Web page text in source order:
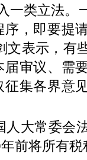
一类立法。
，即要提
文表示，有
审议、需
集各界意
人大常委会
前将所有